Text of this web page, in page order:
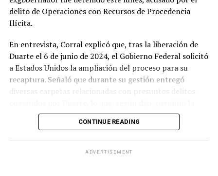
delito de Operaciones con Recursos de Procedencia
Ilícita.
En entrevista, Corral explicó que, tras la liberación de
Duarte el 6 de junio de 2024, el Gobierno Federal solicitó
a Estados Unidos la ampliación del proceso para su
recaptura. Señaló que durante su gestión entregó
diversas carpetas relacionadas con presuntos delitos
continuidad de las investigaciones y derivó en la orden
De acuerdo con información difundida por la FGR, la
CONTINUE READING
ADVERTISEMENT